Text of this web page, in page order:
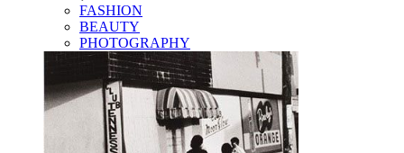
FASHION
BEAUTY
PHOTOGRAPHY